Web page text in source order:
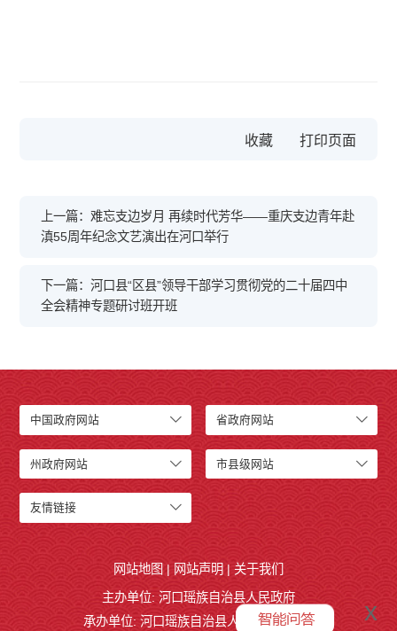
收藏
上一篇：难忘支边岁月 再续时代芳华——重庆支边青年赴
滇55周年纪念文艺演出在河口举行
下一篇：河口县“区县”领导干部学习贯彻党的二十届四中
全会精神专题研讨班开班
中国政府网站 省政府网站
州政府网站 市县级网站
友情链接
网站地图 | 网站声明 | 关于我们
主办单位: 河口瑶族自治县人民政府
承办单位: 河口瑶族自治县人民政府办公室
x